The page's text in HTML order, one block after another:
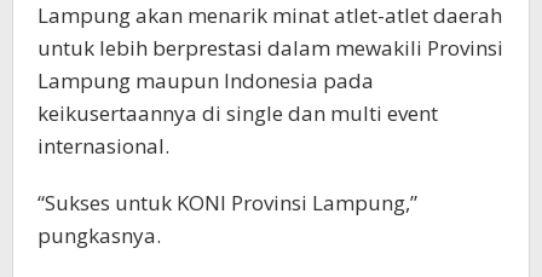
Lampung akan menarik minat atlet-atlet daerah
untuk lebih berprestasi dalam mewakili Provinsi
Lampung maupun Indonesia pada
keikusertaannya di single dan multi event
internasional.
“Sukses untuk KONI Provinsi Lampung,”
pungkasnya.